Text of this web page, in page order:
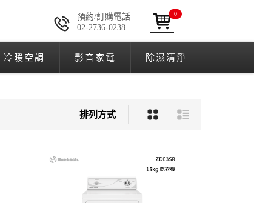
預約/訂購電話
02-2736-0238
0
冷暖空調 影音家電 除濕清淨
排列方式